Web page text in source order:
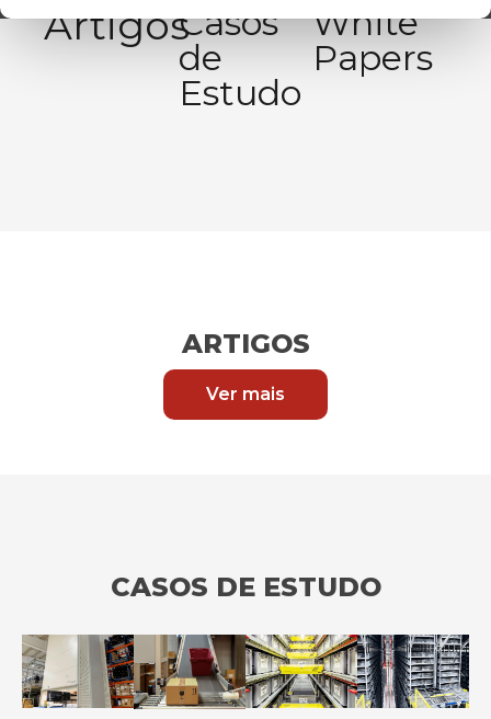
ArtigosCasos
de
Estudo
White
Papers
ARTIGOS
Ver mais
CASOS DE ESTUDO